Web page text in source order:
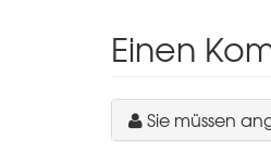
Einen
Sie müssen